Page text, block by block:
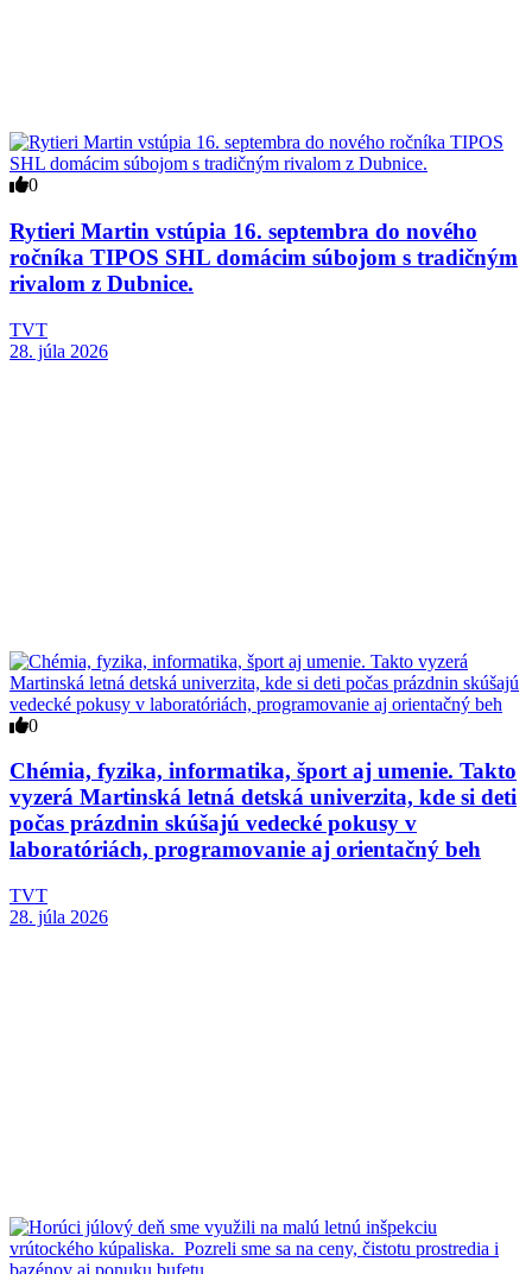
0
Rytieri Martin vstúpia 16. septembra do nového
ročníka TIPOS SHL domácim súbojom s tradičným
rivalom z Dubnice.
TVT
28. júla 2026
0
Chémia, fyzika, informatika, šport aj umenie. Takto
vyzerá Martinská letná detská univerzita, kde si deti
počas prázdnin skúšajú vedecké pokusy v
laboratóriách, programovanie aj orientačný beh
TVT
28. júla 2026